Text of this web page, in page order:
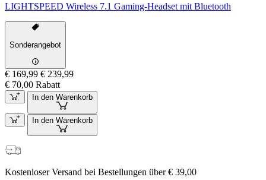
LIGHTSPEED Wireless 7.1 Gaming-Headset mit Bluetooth
Sonderangebot
€ 169,99 € 239,99
€ 70,00 Rabatt
In den Warenkorb
In den Warenkorb
Kostenloser Versand bei Bestellungen über € 39,00